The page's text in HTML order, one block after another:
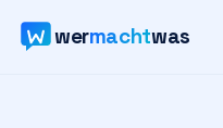
wermachtwas